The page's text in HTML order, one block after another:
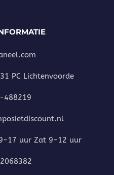
PC Lichtenvoorde
488219
17 uur Zat 9-12 uur